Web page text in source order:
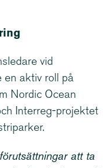
vid
en aktiv roll på
Nordic Ocean
Interreg-​projektet
att ta